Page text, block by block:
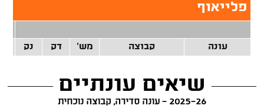
פלייאוף
עונה
קבוצה מש' דק נק
שיאים עונתיים
2025-26 - עונה סדירה, קבוצה נוכחית